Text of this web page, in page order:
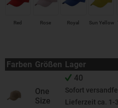
Red Rose Royal Sun Yellow
Farben Größen Lager
One
Size
40
Sofort
Lieferzeit ca. 1-3